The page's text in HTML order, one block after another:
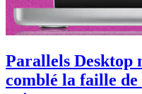
Parallels Desktop
comblé la faille de